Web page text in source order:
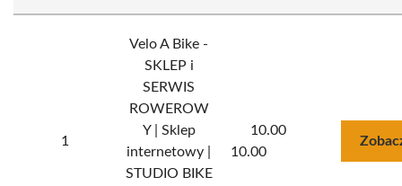
1
Velo A Bike -
SKLEP i
SERWIS
ROWEROW
Y | Sklep
internetowy |
STUDIO BIKE
10.00
10.00